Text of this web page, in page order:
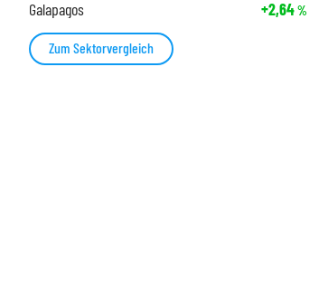
Galapagos
+2,64%
Zum Sektorvergleich